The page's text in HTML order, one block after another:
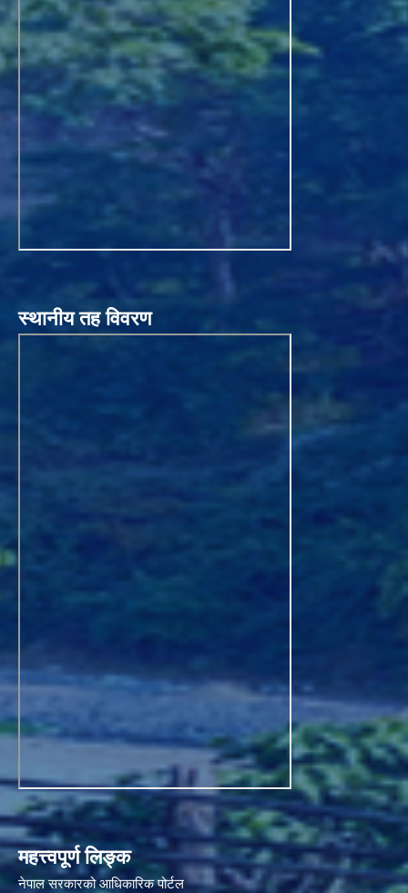
स्थानीय तह विवरण
महत्त्वपूर्ण लिङ्क
नेपाल सरकारको आधिकारिक पोर्टल